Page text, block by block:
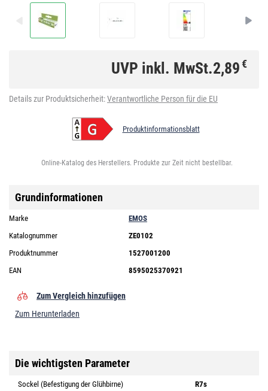
UVP inkl. MwSt.2,89€
Details zur Produktsicherheit:Verantwortliche Person für die EU
Produktinformationsblatt
Online-Katalog des Herstellers. Produkte zur Zeit nicht bestellbar.
Grundinformationen
Marke
EMOS
Katalognummer
ZE0102
Produktnummer
1527001200
EAN
8595025370921
Zum Vergleich hinzufügen
Zum Herunterladen
Die wichtigsten Parameter
Sockel (Befestigung der Glühbirne)
R7s